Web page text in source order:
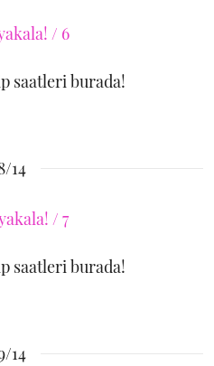
saatleri burada!
14
saatleri burada!
14